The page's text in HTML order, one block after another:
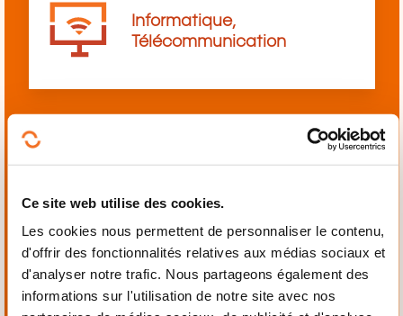
Ce site web utilise des cookies.
Les cookies nous permettent de personnaliser le contenu,
d'offrir des fonctionnalités relatives aux médias sociaux et
d'analyser notre trafic. Nous partageons également des
informations sur l'utilisation de notre site avec nos
Informatique,
Télécommunication
Mécanique,